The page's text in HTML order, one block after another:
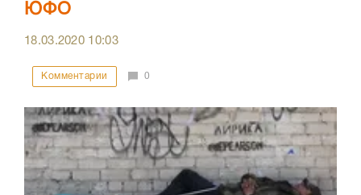
ЮФО
18.03.2020 10:03
Комментарии 0